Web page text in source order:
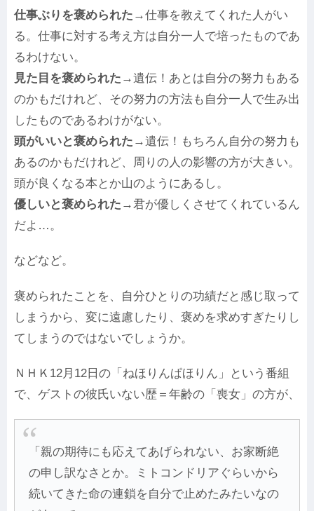
仕事ぶりを褒められた →仕事を教えてくれた人がい
る。仕事に対する考え方は自分一人で培ったものであ
るわけない。
見た目を褒められた →遺伝！あとは自分の努力もある
のかもだけれど、その努力の方法も自分一人で生み出
したものであるわけがない。
頭がいいと褒められた →遺伝！もちろん自分の努力も
あるのかもだけれど、周りの人の影響の方が大きい。
頭が良くなる本とか山のようにあるし。
優しいと褒められた →君が優しくさせてくれているん
だよ…。
などなど。
褒められたことを、自分ひとりの功績だと感じ取って
しまうから、変に遠慮したり、褒めを求めすぎたりし
てしまうのではないでしょうか。
ＮＨＫ12月12日の「ねほりんぱほりん」という番組
で、ゲストの彼氏いない歴＝年齢の「喪女」の方が、
「親の期待にも応えてあげられない、お家断絶
の申し訳なさとか。ミトコンドリアぐらいから
続いてきた命の連鎖を自分で止めたみたいなの